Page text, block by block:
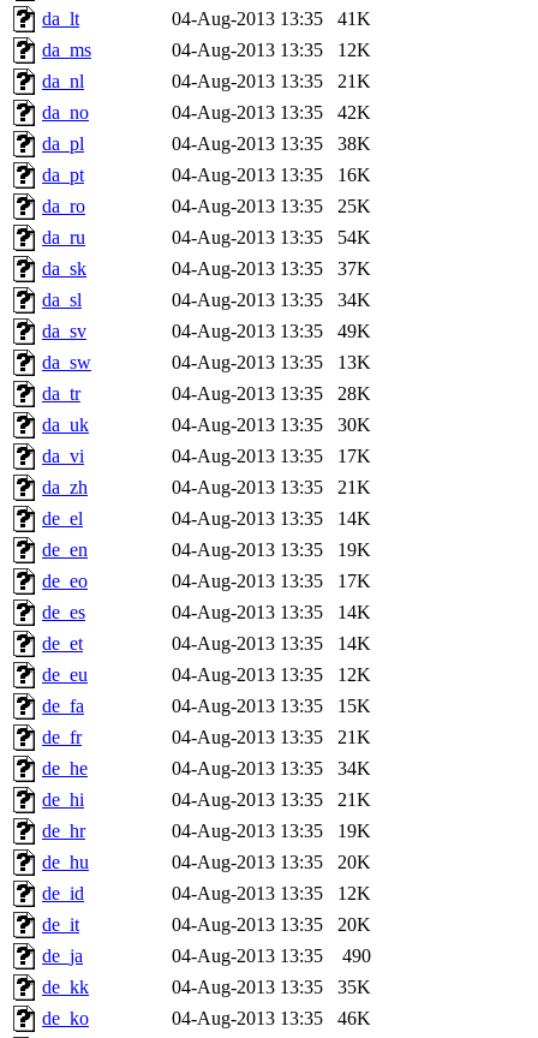
da_lt
04-Aug-2013 13:35
41K
da_ms
04-Aug-2013 13:35
12K
da_nl
04-Aug-2013 13:35
21K
da_no
04-Aug-2013 13:35
42K
da_pl
04-Aug-2013 13:35
38K
da_pt
04-Aug-2013 13:35
16K
da_ro
04-Aug-2013 13:35
25K
da_ru
04-Aug-2013 13:35
54K
da_sk
04-Aug-2013 13:35
37K
da_sl
04-Aug-2013 13:35
34K
da_sv
04-Aug-2013 13:35
49K
da_sw
04-Aug-2013 13:35
13K
da_tr
04-Aug-2013 13:35
28K
da_uk
04-Aug-2013 13:35
30K
da_vi
04-Aug-2013 13:35
17K
da_zh
04-Aug-2013 13:35
21K
de_el
04-Aug-2013 13:35
14K
de_en
04-Aug-2013 13:35
19K
de_eo
04-Aug-2013 13:35
17K
de_es
04-Aug-2013 13:35
14K
de_et
04-Aug-2013 13:35
14K
de_eu
04-Aug-2013 13:35
12K
de_fa
04-Aug-2013 13:35
15K
de_fr
04-Aug-2013 13:35
21K
de_he
04-Aug-2013 13:35
34K
de_hi
04-Aug-2013 13:35
21K
de_hr
04-Aug-2013 13:35
19K
de_hu
04-Aug-2013 13:35
20K
de_id
04-Aug-2013 13:35
12K
de_it
04-Aug-2013 13:35
20K
de_ja
04-Aug-2013 13:35
490
de_kk
04-Aug-2013 13:35
35K
de_ko
04-Aug-2013 13:35
46K